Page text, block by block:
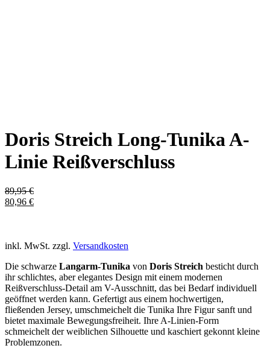
Doris Streich Long-Tunika A-
Linie Reißverschluss
89,95€
80,96 €
inkl. MwSt. zzgl. Versandkosten
Die schwarze Langarm-Tunika von Doris Streich besticht durch
ihr schlichtes, aber elegantes Design mit einem modernen
Reißverschluss-Detail am V-Ausschnitt, das bei Bedarf individuell
geöffnet werden kann. Gefertigt aus einem hochwertigen,
fließenden Jersey, umschmeichelt die Tunika Ihre Figur sanft und
bietet maximale Bewegungsfreiheit. Ihre A-Linien-Form
schmeichelt der weiblichen Silhouette und kaschiert gekonnt kleine
Problemzonen.